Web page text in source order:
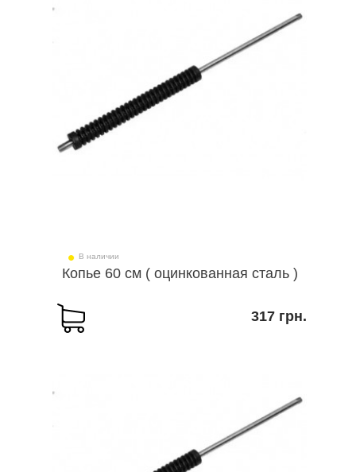
В наличии
Копье 60 см ( оцинкованная сталь )
317 грн.